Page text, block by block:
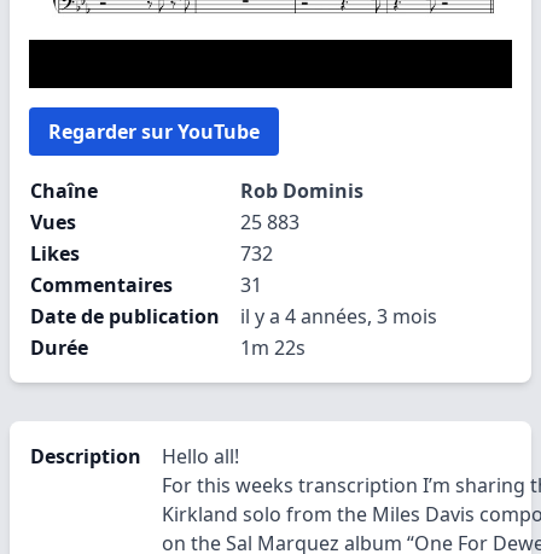
Regarder sur YouTube
Chaîne
Rob Dominis
Vues
25 883
Likes
732
Commentaires
31
Date de publication
il y a 4 années, 3 mois
Durée
1m 22s
Description
Hello all!
For this weeks transcription I’m sharing
Kirkland solo from the Miles Davis
on the Sal Marquez album “One For